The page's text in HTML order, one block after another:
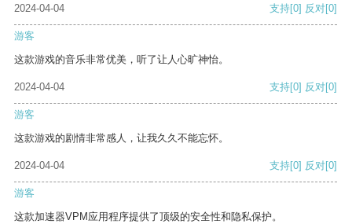
2024-04-04
支持[0] 反对[0]
游客
这款游戏的音乐非常优美，听了让人心旷神怡。
2024-04-04 支持[0] 反对[0]
游客
这款游戏的剧情非常感人，让我久久不能忘怀。
2024-04-04 支持[0] 反对[0]
游客
这款加速器VPM应用程序提供了顶级的安全性和隐私保护。